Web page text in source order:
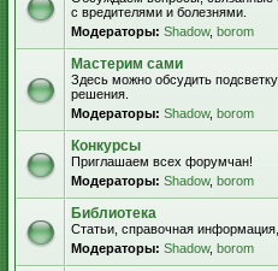
с вредителями и болезнями.
Модераторы: Shadow, borom
Мастерим сами
Здесь можно обсудить
решения.
Модераторы: Shadow, borom
Конкурсы
Приглашаем всех форумчан!
Модераторы: Shadow, borom
Библиотека
Статьи, справочная
Модераторы: Shadow, borom